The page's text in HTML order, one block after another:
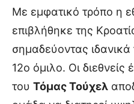
Με εμφατικό τρόπο η
επιβλήθηκε της
σημαδεύοντας
12ο όμιλο. Οι
του Τόμας Τούχελ